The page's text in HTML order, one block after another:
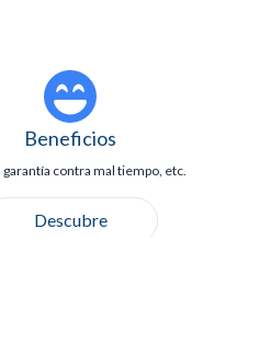
Beneficios
contra mal tiempo, etc.
Descubre